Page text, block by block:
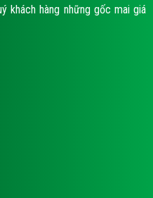
khách hàng những gốc mai giá